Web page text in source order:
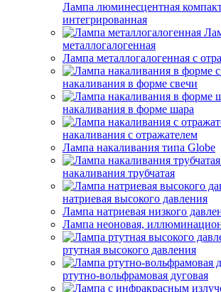
Лампа люминесцентная
интегрированная
металлогалогенная
Лампа металлогалогенная с
накаливания в форме свечи
накаливания в форме шара
накаливания с отражателем
Лампа накаливания типа Globe
накаливания трубчатая
натриевая высокого давления
Лампа натриевая низкого
Лампа неоновая,
ртутная высокого давления
ртутно-вольфрамовая дуговая